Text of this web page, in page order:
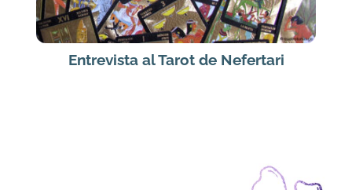
Entrevista al Tarot de Nefertari